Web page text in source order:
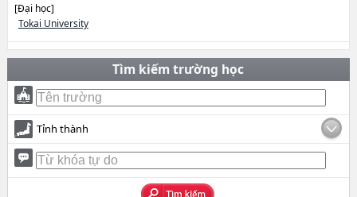
[Đại học]
Tokai University
Tìm kiếm trường học
Tỉnh thành